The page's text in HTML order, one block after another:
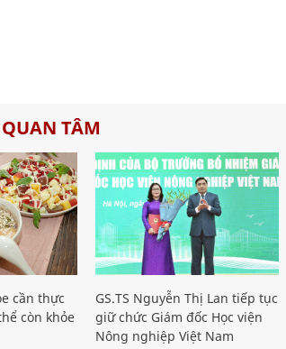
TÂM
cần thực
còn khỏe
GS.TS Nguyễn Thị Lan tiếp tục
giữ chức Giám đốc Học viện
Nông nghiệp Việt Nam